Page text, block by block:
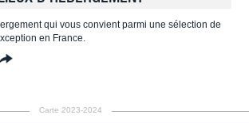
qui vous convient parmi une sélection de
en France.
Carte 2023-2024